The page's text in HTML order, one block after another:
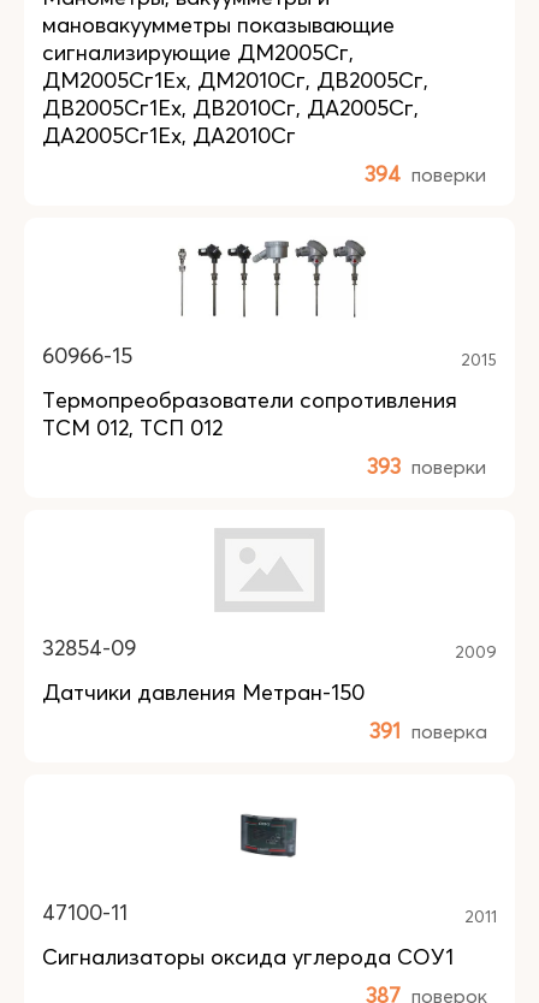
мановакуумметры показывающие
сигнализирующие ДМ2005Сг,
ДМ2005Сг1Ех, ДМ2010Сг, ДВ2005Сг,
ДВ2005Сг1Ех, ДВ2010Сг, ДА2005Сг,
ДА2005Сг1Ех, ДА2010Сг
394 поверки
60966-15 2015
Термопреобразователи сопротивления
ТСМ 012, ТСП 012
393 поверки
32854-09 2009
Датчики давления Метран-150
391 поверка
47100-11 2011
Сигнализаторы оксида углерода СОУ1
387 поверок